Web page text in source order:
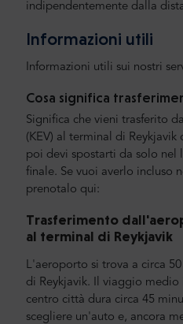
indipendentemente dalla
Informazioni utili
Informazioni utili sui nostri
Cosa significa
Significa che vieni trasferito
(KEV) al terminal di
poi devi spostarti da solo nel
finale. Se vuoi averlo incluso
prenotalo qui:
Trasferimento
al terminal di Reykjavik
L'aeroporto si trova a circa
di Reykjavik. Il viaggio
centro città dura circa 45
scegliere un'auto e, ancora